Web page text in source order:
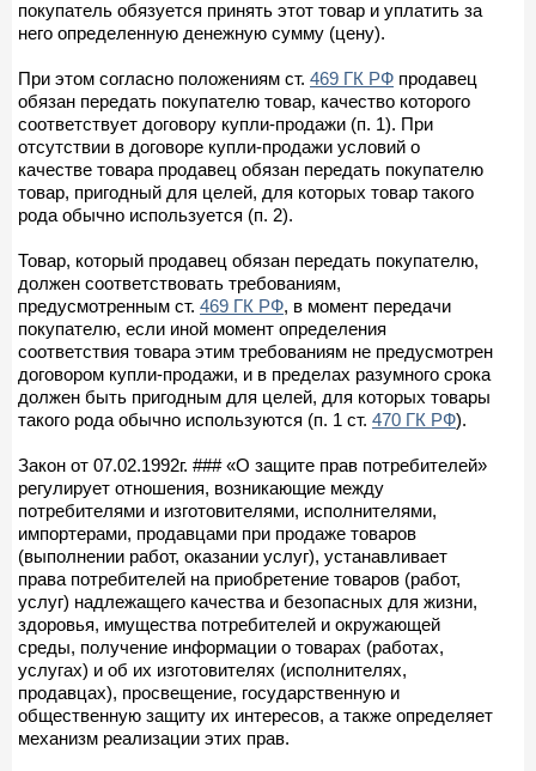
покупатель обязуется принять этот товар и уплатить за
него определенную денежную сумму (цену).
При этом согласно положениям ст. 469 ГК РФ продавец
обязан передать покупателю товар, качество которого
соответствует договору купли-продажи (п. 1). При
отсутствии в договоре купли-продажи условий о
качестве товара продавец обязан передать покупателю
товар, пригодный для целей, для которых товар такого
рода обычно используется (п. 2).
Товар, который продавец обязан передать покупателю,
должен соответствовать требованиям,
предусмотренным ст. 469 ГК РФ, в момент передачи
покупателю, если иной момент определения
соответствия товара этим требованиям не предусмотрен
договором купли-продажи, и в пределах разумного срока
должен быть пригодным для целей, для которых товары
такого рода обычно используются (п. 1 ст. 470 ГК РФ).
Закон от 07.02.1992г. ### «О защите прав потребителей»
регулирует отношения, возникающие между
потребителями и изготовителями, исполнителями,
импортерами, продавцами при продаже товаров
(выполнении работ, оказании услуг), устанавливает
права потребителей на приобретение товаров (работ,
услуг) надлежащего качества и безопасных для жизни,
здоровья, имущества потребителей и окружающей
среды, получение информации о товарах (работах,
услугах) и об их изготовителях (исполнителях,
продавцах), просвещение, государственную и
общественную защиту их интересов, а также определяет
механизм реализации этих прав.